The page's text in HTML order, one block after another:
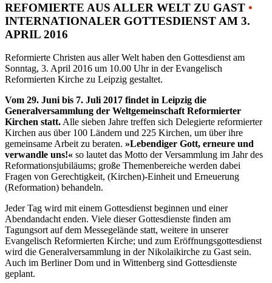
REFOMIERTE AUS ALLER WELT ZU GAST •
INTERNATIONALER GOTTESDIENST AM 3.
APRIL 2016
Reformierte Christen aus aller Welt haben den Gottesdienst am
Sonntag, 3. April 2016 um 10.00 Uhr in der Evangelisch
Reformierten Kirche zu Leipzig gestaltet.
Vom 29. Juni bis 7. Juli 2017 findet in Leipzig die
Generalversammlung der Weltgemeinschaft Reformierter
Kirchen statt.Alle sieben Jahre treffen sich Delegierte reformierter
Kirchen aus über 100 Ländern und 225 Kirchen, um über ihre
gemeinsame Arbeit zu beraten. »Lebendiger Gott, erneure und
verwandle uns!« so lautet das Motto der Versammlung im Jahr des
Reformationsjubiläums; große Themenbereiche werden dabei
Fragen von Gerechtigkeit, (Kirchen)-Einheit und Erneuerung
(Reformation) behandeln.
Jeder Tag wird mit einem Gottesdienst beginnen und einer
Abendandacht enden. Viele dieser Gottesdienste finden am
Tagungsort auf dem Messegelände statt, weitere in unserer
Evangelisch Reformierten Kirche; und zum Eröffnungsgottesdienst
wird die Generalversammlung in der Nikolaikirche zu Gast sein.
Auch im Berliner Dom und in Wittenberg sind Gottesdienste
geplant.